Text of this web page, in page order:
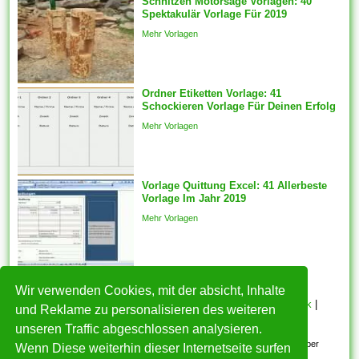
Wir verwenden Cookies, mit der absicht, Inhalte
und Reklame zu personalisieren des weiteren
unseren Traffic abgeschlossen analysieren.
Wenn Diese weiterhin dieser Internetseite surfen
sie so ändern, dass sie an Sie
ideal befinden sich.
Komponenten vorlagen sein
automatisch für die
ausgewählten Features
generiert des weiteren ein
fester Schnappschuss der
ausgewählten Features wird
Spektakulär Vorlage Für 2019
Mehr Vorlagen
Ordner Etiketten Vorlage: 41
Schockieren Vorlage Für Deinen Erfolg
Mehr Vorlagen
Vorlage Quittung Excel: 41 Allerbeste
Vorlage Im Jahr 2019
Mehr Vorlagen
HOME |Über mich| Datenschutzerklärung|Cookie Politik
Copyright
Nutzungsbedingungen
Alle eingereichten Inhalte bleiben dem ursprünglichen Copyright-Inhaber